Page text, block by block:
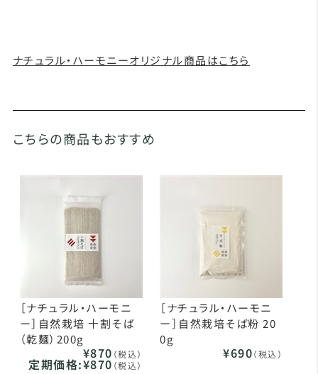
ナチュラル・ハーモニーオリジナル商品はこちら
こちらの商品もおすすめ
［ナチュラル・ハーモニ
ー］自然栽培 十割そば
（乾麺）200g
¥870 （税込）
定期価格:¥870 （税込）
［ナチュラル・ハーモニ
ー］自然栽培そば粉 20
0g
¥690（税込）